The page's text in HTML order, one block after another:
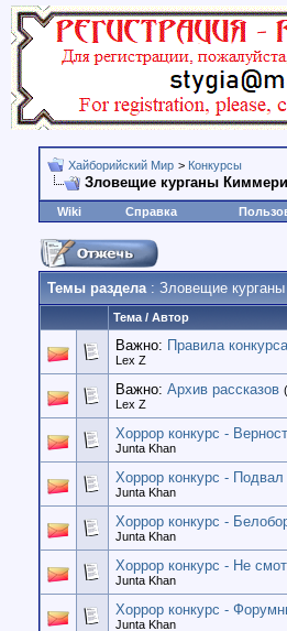
Хайборийский Мир > Конкурсы
Зловещие курганы
Wiki Справка
Темы раздела: Зловещие курганы
Тема / Автор
Важно: Правила конкурса
Lex Z
Важно: Архив рассказов (
Lex Z
Хоррор конкурс -
Junta Khan
Хоррор конкурс - Подвал
Junta Khan
Хоррор конкурс -
Junta Khan
Хоррор конкурс - Не
Junta Khan
Хоррор конкурс -
Junta Khan